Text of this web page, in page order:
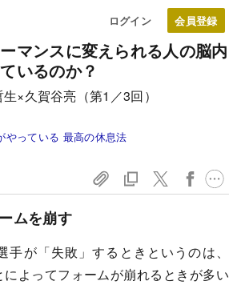
ログイン
マンスに変えられる人の脳内
いるのか？
×久賀谷亮（第1／3回）
やっている 最高の休息法
ムを崩す
手が「失敗」するときというのは、
によってフォームが崩れるときが多い